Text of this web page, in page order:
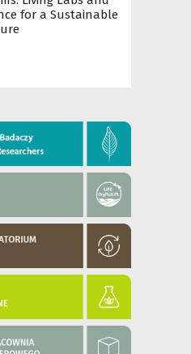
for a Sustainable